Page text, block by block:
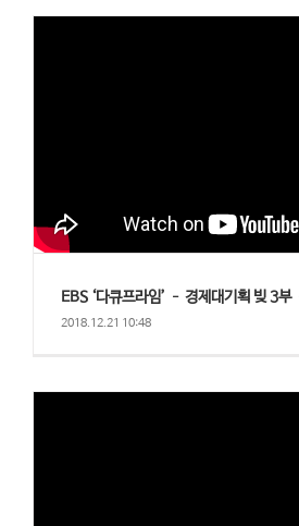
EBS ‘다큐프라임’ – 경제대기획 빚 3
2018.12.21 10:48